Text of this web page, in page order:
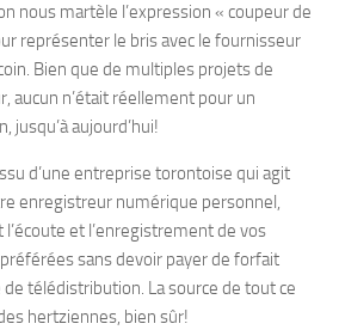
nous martèle l’expression « coupeur de
représenter le bris avec le fournisseur
Bien que de multiples projets de
aucun n’était réellement pour un
jusqu’à aujourd’hui!
d’une entreprise torontoise qui agit
enregistreur numérique personnel,
et l’enregistrement de vos
sans devoir payer de forfait
télédistribution. La source de tout ce
hertziennes, bien sûr!